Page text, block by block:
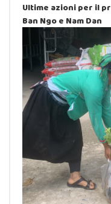
Ultime azioni per il
Ban Ngo e Nam Dan